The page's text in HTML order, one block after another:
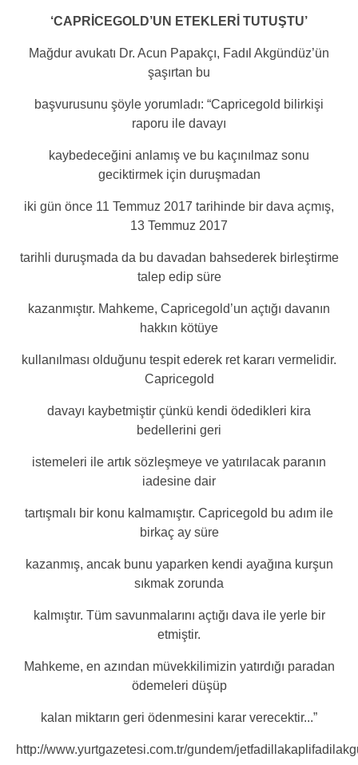
‘CAPRİCEGOLD’UN ETEKLERİ TUTUŞTU’
Mağdur avukatı Dr. Acun Papakçı, Fadıl Akgündüz’ün
şaşırtan bu
başvurusunu şöyle yorumladı: “Capricegold bilirkişi
raporu ile davayı
kaybedeceğini anlamış ve bu kaçınılmaz sonu
geciktirmek için duruşmadan
iki gün önce 11 Temmuz 2017 tarihinde bir dava açmış,
13 Temmuz 2017
tarihli duruşmada da bu davadan bahsederek birleştirme
talep edip süre
kazanmıştır. Mahkeme, Capricegold’un açtığı davanın
hakkın kötüye
kullanılması olduğunu tespit ederek ret kararı vermelidir.
Capricegold
davayı kaybetmiştir çünkü kendi ödedikleri kira
bedellerini geri
istemeleri ile artık sözleşmeye ve yatırılacak paranın
iadesine dair
tartışmalı bir konu kalmamıştır. Capricegold bu adım ile
birkaç ay süre
kazanmış, ancak bunu yaparken kendi ayağına kurşun
sıkmak zorunda
kalmıştır. Tüm savunmalarını açtığı dava ile yerle bir
etmiştir.
Mahkeme, en azından müvekkilimizin yatırdığı paradan
ödemeleri düşüp
kalan miktarın geri ödenmesini karar verecektir...”
http://www.yurtgazetesi.com.tr/gundem/